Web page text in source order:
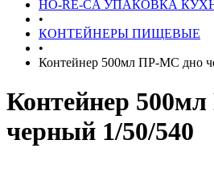
HO-RE-CA УПАКОВКА
•
КОНТЕЙНЕРЫ ПИЩЕВЫЕ
•
Контейнер 500мл ПР-МС дно
Контейнер
черный 1/50/540